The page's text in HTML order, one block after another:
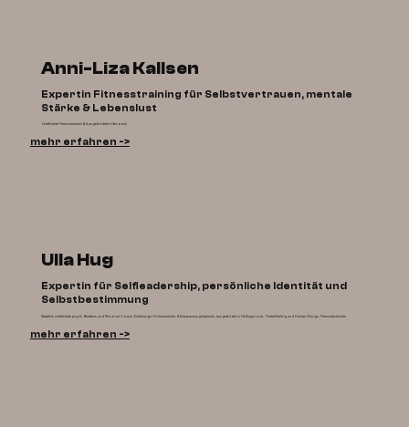
Anni-Liza Kallsen
Expertin Fitnesstraining für Selbstvertrauen, mentale
Stärke & Lebenslust
Zertifizierte Fitnesstrainerin & Ausgebildeter Lifecoach
mehr erfahren ->
Ulla Hug
Expertin für Selfleadership, persönliche Identität und
Selbstbestimmung
Staatlich zertifizierte psych. Beraterin und Personal Coach, Ernährungs-/Achtsamkeits- & Entspannungstrainerin, ausgebildet in Heilhypnose, ThetaHealing und Human Design, Fitnessfachwirtin
mehr erfahren ->